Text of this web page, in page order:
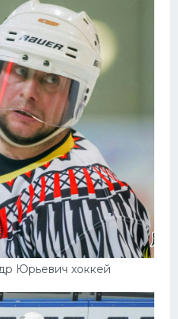
Юрьевич хоккей